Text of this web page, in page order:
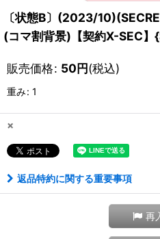
〔状態B〕(2023/
(コマ割背景)【契約X-SEC】
販売価格: 50円(税込)
重み: 1
×
返品特約に関する重要事項
再